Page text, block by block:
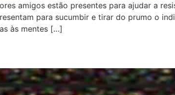
amigos estão presentes para ajudar a
para sucumbir e tirar do prumo o
às mentes […]